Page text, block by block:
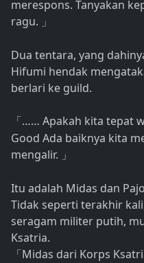
merespons. Tanyakan
ragu.
」
Dua tentara, yang
Hifumi hendak
berlari ke guild.
「 …… Apakah kita tepat
Good Ada baiknya kita
mengalir.
」
Itu adalah Midas dan
Tidak seperti terakhir
seragam militer putih,
Ksatria.
「 Midas dari Korps